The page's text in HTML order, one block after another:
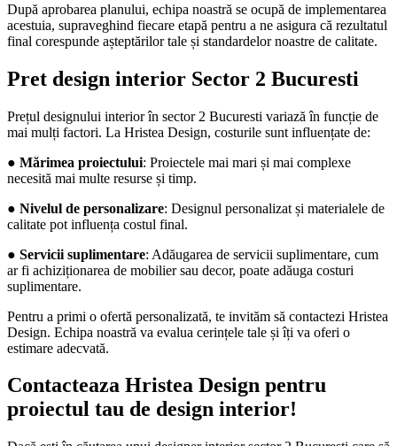
După aprobarea planului, echipa noastră se ocupă de implementarea
acestuia, supraveghind fiecare etapă pentru a ne asigura că rezultatul
final corespunde așteptărilor tale și standardelor noastre de calitate.
Pret design interior Sector 2 Bucuresti
Prețul designului interior în sector 2 Bucuresti variază în funcție de
mai mulți factori. La Hristea Design, costurile sunt influențate de:
● Mărimea proiectului: Proiectele mai mari și mai complexe
necesită mai multe resurse și timp.
● Nivelul de personalizare: Designul personalizat și materialele de
calitate pot influența costul final.
● Servicii suplimentare: Adăugarea de servicii suplimentare, cum
ar fi achiziționarea de mobilier sau decor, poate adăuga costuri
suplimentare.
Pentru a primi o ofertă personalizată, te invităm să contactezi Hristea
Design. Echipa noastră va evalua cerințele tale și îți va oferi o
estimare adecvată.
Contacteaza Hristea Design pentru
proiectul tau de design interior!